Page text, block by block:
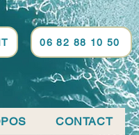
CONTACT
06 82 88 10 50